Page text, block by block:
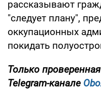
рассказывают
"следует плану",
оккупационных
покидать
Только
Telegram-канале